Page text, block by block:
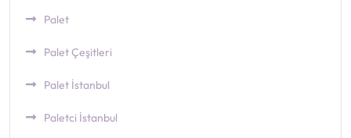
Palet
Palet Çeşitleri
Palet İstanbul
Paletci İstanbul